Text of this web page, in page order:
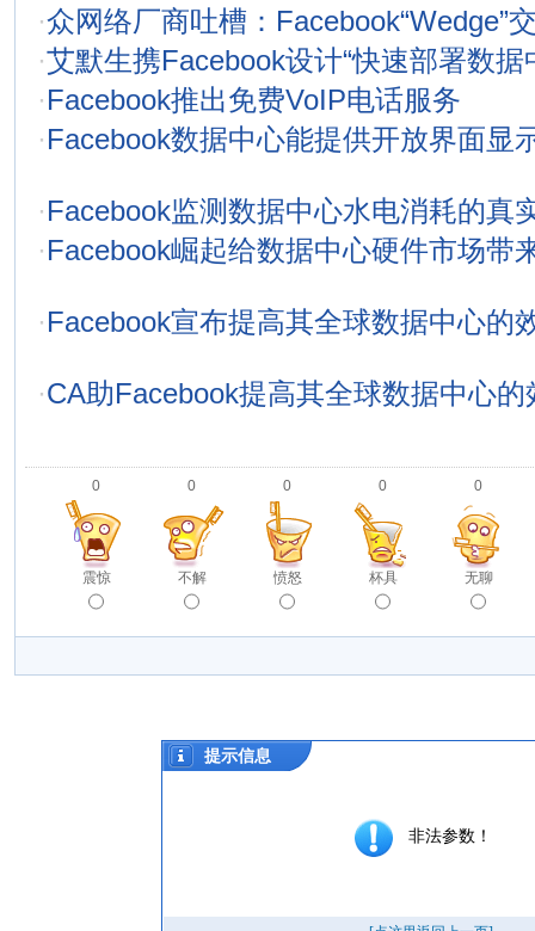
·众网络厂商吐槽：Facebook“Wedge”
·艾默生携Facebook设计“快速部署数据
·Facebook推出免费VoIP电话服务
·Facebook数据中心能提供开放界面显
·Facebook监测数据中心水电消耗的真
·Facebook崛起给数据中心硬件市场带
·Facebook宣布提高其全球数据中心的
·CA助Facebook提高其全球数据中心
0
震惊
0
不解
0
愤怒
0
杯具
0
无聊